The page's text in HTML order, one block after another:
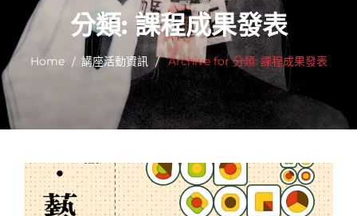
分類: 課程成果發表
Home 講座活動資訊 Archive for分類:課程成果發表